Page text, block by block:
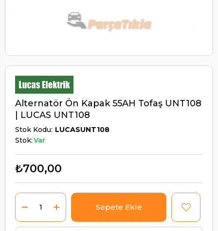
Alternatör Ön Kapak 55AH Tofaş UNT108
| LUCAS UNT108
Stok Kodu LUCASUNT108
Stok:Var
₺700,00